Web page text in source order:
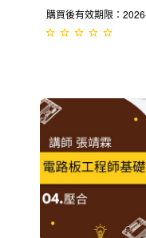
購買後有效期限：